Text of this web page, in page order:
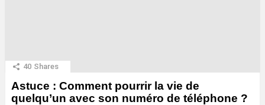
40 Shares
Astuce : Comment pourrir la vie de
quelqu’un avec son numéro de téléphone ?